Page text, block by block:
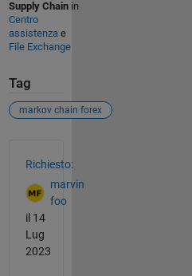
Supply Chainin
Centro
assistenza e
File Exchange
Tag
markov chain forex
Richiesto:
marvin
foo
il 14
Lug
2023